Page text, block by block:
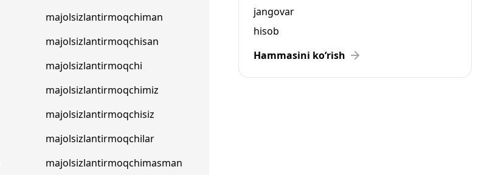
majolsizlantirmoqchiman
majolsizlantirmoqchisan
majolsizlantirmoqchi
majolsizlantirmoqchimiz
majolsizlantirmoqchisiz
majolsizlantirmoqchilar
majolsizlantirmoqchimasman
jangovar
hisob
Hammasini ko‘rish